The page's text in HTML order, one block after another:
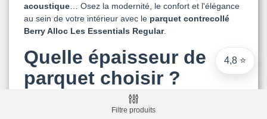
acoustique … Osez la modernité, le confort et l'élégance
au sein de votre intérieur avec le parquet contrecollé
Berry Alloc Les Essentials Regular.
Quelle épaisseur de
parquet choisir ?
agit sur sa résistance, la
dureté de ses lames et le niveau du sol après la pose.
4,8 ⭐
● Exceptionnel
CB, PayPal 4x, Google Pay, Apple Pay, Alma
Filtre produits